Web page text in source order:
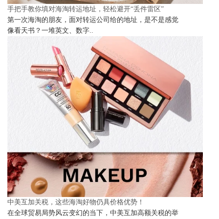
手把手教你填对海淘转运地址，轻松避开“丢件雷区”
第一次海淘的朋友，面对转运公司给的地址，是不是感觉
像看天书？一堆英文、数字..
中美互加关税，这些海淘好物仍具价格优势！
在全球贸易局势风云变幻的当下，中美互加高额关税的举